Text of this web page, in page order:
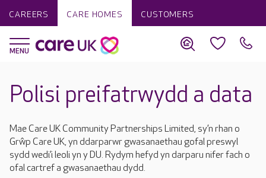
CAREERS CARE HOMES CUSTOMERS
Polisi preifatrwydd a data
Mae Care UK Community Partnerships Limited, sy’n rhan o
Grŵp Care UK, yn ddarparwr gwasanaethau gofal preswyl
sydd wedi’i leoli yn y DU. Rydym hefyd yn darparu nifer fach o
ofal cartref a gwasanaethau dydd.